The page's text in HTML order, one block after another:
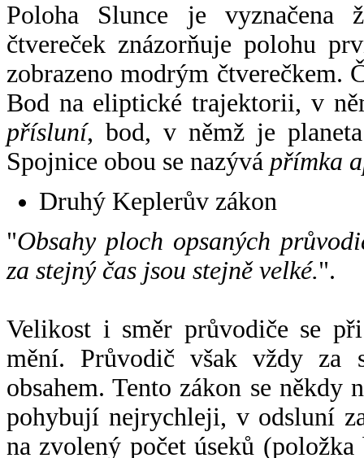
Poloha Slunce je vyznačena
čtvereček znázorňuje polohu
zobrazeno modrým čtverečkem.
Bod na eliptické trajektorii, v
přísluní, bod, v němž je
Spojnice obou se nazývá přímka
Druhý Keplerův zákon
"Obsahy ploch opsaných
za stejný čas jsou stejně velké.".
Velikost i směr průvodiče se
mění. Průvodič však vždy za
obsahem. Tento zákon se někdy
pohybují nejrychleji, v odsluní
na zvolený počet úseků